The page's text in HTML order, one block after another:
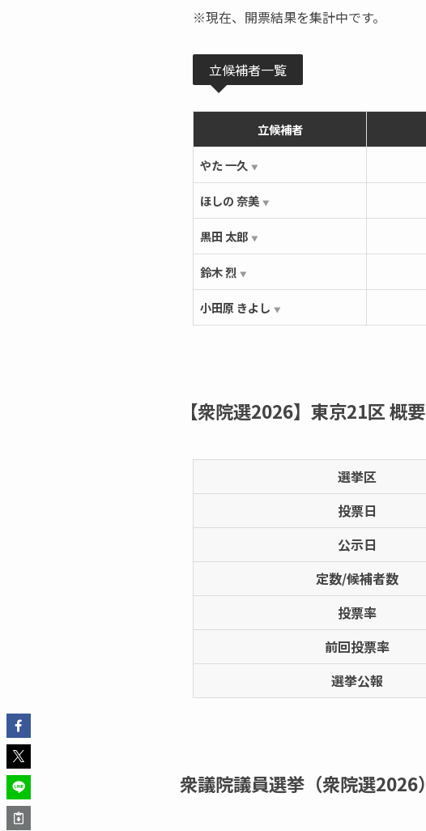
※現在、開票結果を集計中です。
立候補者一覧
立候補者
やた 一久 ▼
ほしの 奈美 ▼
黒田 太郎 ▼
鈴木 烈 ▼
小田原 きよし ▼
【衆院選2026】東京21区概要
選挙区
投票日
公示日
定数/候補者数
投票率
前回投票率
選挙公報
衆議院議員選挙（衆院選2026）